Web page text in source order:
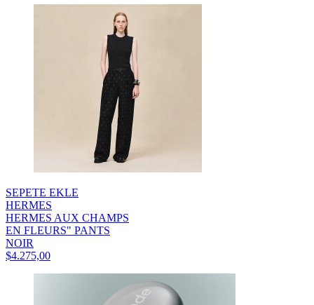
SEPETE EKLE
HERMES
HERMES AUX CHAMPS
EN FLEURS" PANTS
NOIR
$4.275,00